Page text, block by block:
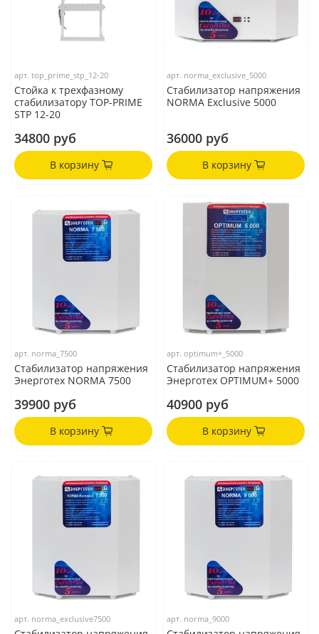
арт.top_prime_stp_12-20
Стойка к трехфазному
стабилизатору TOP-PRIME
STP 12-20
34800 руб
В корзину
арт. norma_exclusive_5000
Стабилизатор напряжения
NORMA Exclusive 5000
36000 руб
В корзину
арт. norma_7500
Стабилизатор напряжения
Энерготех NORMA 7500
39900 руб
В корзину
арт.optimum+_5000
Стабилизатор напряжения
Энерготех OPTIMUM+ 5000
40900 руб
В корзину
арт. norma_exclusive7500 арт. norma_9000